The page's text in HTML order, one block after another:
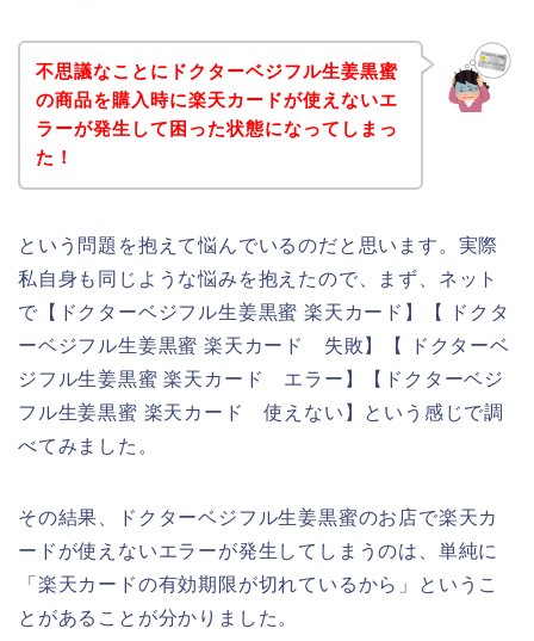
不思議なことにドクターベジフル生姜黒蜜
の商品を購入時に楽天カードが使えないエ
ラーが発生して困った状態になってしまっ
た！
という問題を抱えて悩んでいるのだと思います。実際
私自身も同じような悩みを抱えたので、まず、ネット
で【ドクターベジフル生姜黒蜜 楽天カード】【 ドクタ
ーベジフル生姜黒蜜 楽天カード 失敗】【 ドクターベ
ジフル生姜黒蜜 楽天カード エラー】【ドクターベジ
フル生姜黒蜜 楽天カード 使えない】という感じで調
べてみました。
その結果、ドクターベジフル生姜黒蜜のお店で楽天カ
ードが使えないエラーが発生してしまうのは、単純に
「楽天カードの有効期限が切れているから」というこ
とがあることが分かりました。